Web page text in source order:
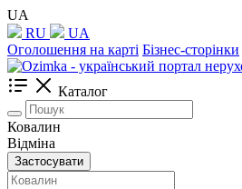
UA
RU
UA
Оголошення на карті Бізнес-сторінки
Каталог
Ковалин
Відміна
Застосувати